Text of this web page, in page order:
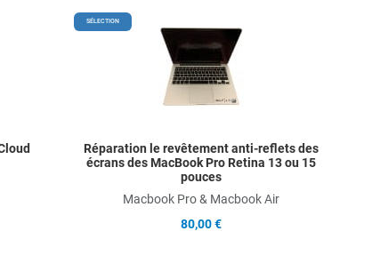
Add to Wishlist
SÉLECTION
Réparation le revêtement anti-reflets des
écrans des MacBook Pro Retina 13 ou 15
pouces
Macbook Pro & Macbook Air
80,00 €